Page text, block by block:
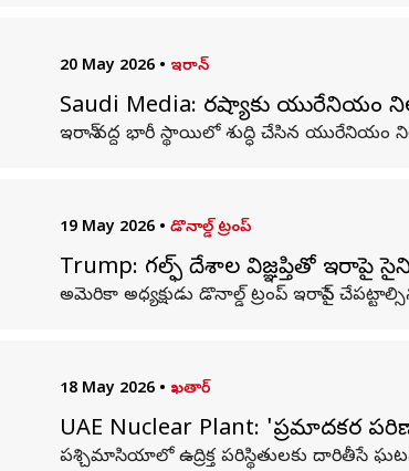
20 May 2026 • ఇరాన్
Saudi Media: రష్యాకు యురేనియం
ఇరాన్ వద్ద భారీ స్థాయిలో శుద్ధి చేసిన యురేనియం
19 May 2026 • డొనాల్డ్ ట్రంప్
Trump: గల్ఫ్ దేశాల విజ్ఞప్తితో
అమెరికా అధ్యక్షుడు డొనాల్డ్ ట్రంప్ ఇరాన్‌పై
18 May 2026 • ఖతార్
UAE Nuclear Plant:
పశ్చిమాసియాలో ఉద్రిక్త పరిస్థితులకు దారితీసే